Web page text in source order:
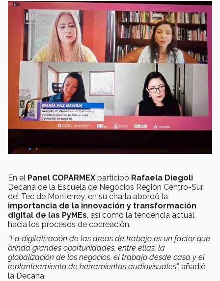
En el Panel COPARMEXparticipó Rafaela Diegoli
Decana de la Escuela de Negocios Región Centro-Sur
del Tec de Monterrey, en su charla abordó la
importancia de la innovación y transformación
digital de las PyMEs , así como la tendencia actual
hacia los procesos de cocreación.
“La digitalización de las áreas de trabajo es un factor que
brinda grandes oportunidades, entre ellas, la
globalización de los negocios, el trabajo desde casa y el
replanteamiento de herramientas audiovisuales”, añadió
la Decana.